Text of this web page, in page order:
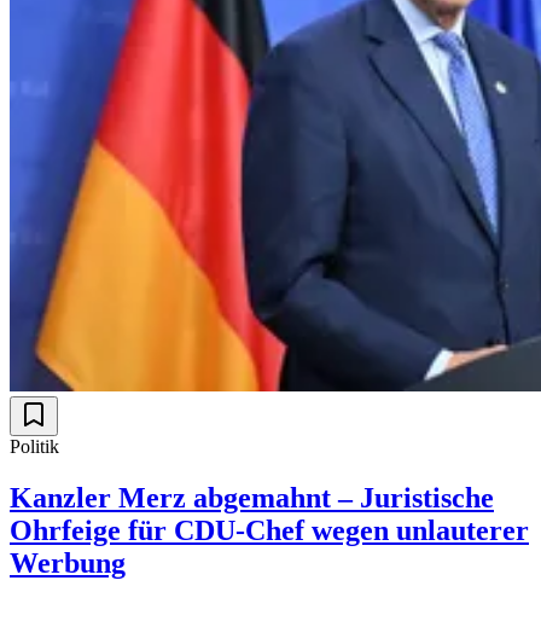
Politik
Kanzler Merz abgemahnt – Juristische
Ohrfeige für CDU-Chef wegen unlauterer
Werbung